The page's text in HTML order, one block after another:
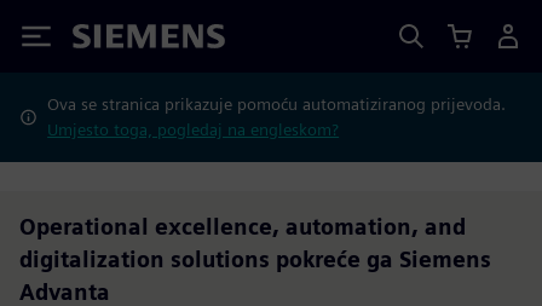
Siemens
Ova se stranica prikazuje pomoću automatiziranog prijevoda.
Umjesto toga, pogledaj na engleskom?
Operational excellence, automation, and
digitalization solutions pokreće ga Siemens
Advanta